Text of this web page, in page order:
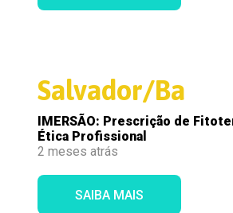
Salvador/Ba
IMERSÃO: Prescrição de
Ética Profissional
2 meses atrás
SAIBA MAIS